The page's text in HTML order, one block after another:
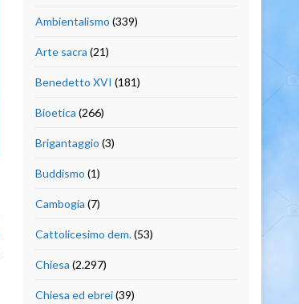
Ambientalismo (339)
Arte sacra (21)
Benedetto XVI (181)
Bioetica (266)
Brigantaggio (3)
Buddismo (1)
Cambogia (7)
Cattolicesimo dem.(53)
Chiesa (2.297)
Chiesa ed ebrei(39)